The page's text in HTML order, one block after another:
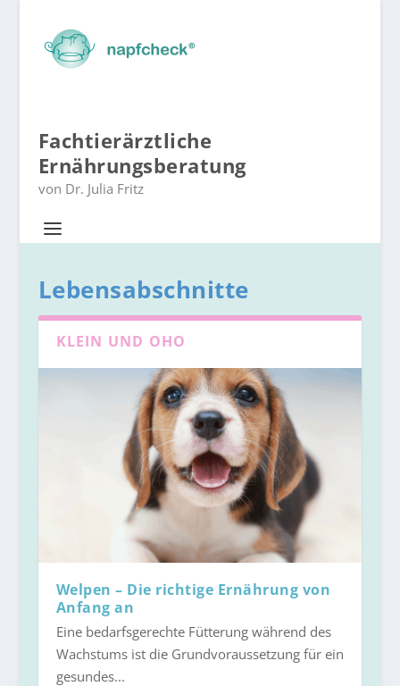
Fachtierärztliche
Ernährungsberatung
von Dr. Julia Fritz
Lebensabschnitte
KLEIN UND OHO
Welpen – Die richtige Ernährung von
Anfang an
Eine bedarfsgerechte Fütterung während des
Wachstums ist die Grundvoraussetzung für ein
gesundes...